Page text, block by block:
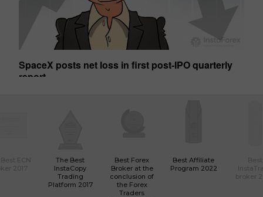
SpaceX posts net loss in first post-IPO quarterly
report
The Best
InstaCopy
Trading
Platform 2017
Best Forex
Broker at the
conclusion of
the Forex
Traders
Best Affiliate
Program 2022